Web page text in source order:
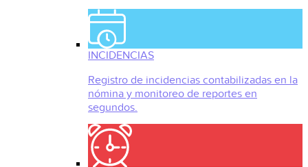
INCIDENCIAS
Registro de incidencias contabilizadas en la
nómina y monitoreo de reportes en
segundos.